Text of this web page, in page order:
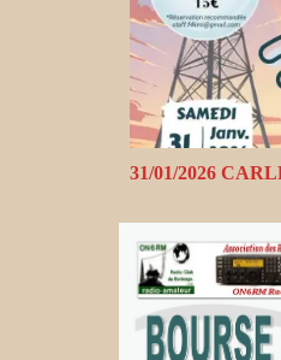
31/01/2026